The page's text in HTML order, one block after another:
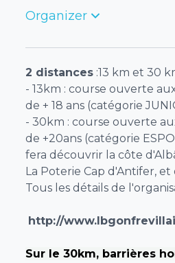
Organizer
2 distances :13 km et 30
- 13km : course ouverte
de + 18 ans (catégorie
- 30km : course ouverte
de +20ans (catégorie
fera découvrir la côte
La Poterie Cap d'Antifer,
Tous les détails de
http://
Sur le 30km, barrières